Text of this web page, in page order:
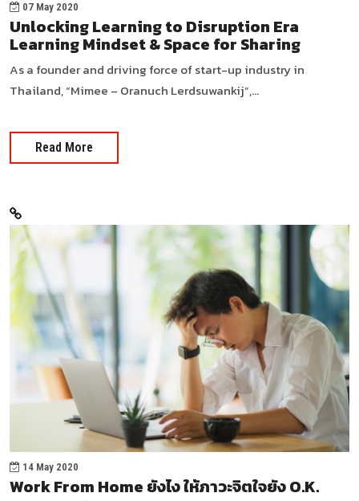
07 May 2020
Unlocking Learning to Disruption Era
Learning Mindset & Space for Sharing
As a founder and driving force of start-up industry in
Thailand, “Mimee – Oranuch Lerdsuwankij”,...
Read More
14 May 2020
Work From Home ยังไง ให้ภาวะจิตใจยัง O.K.